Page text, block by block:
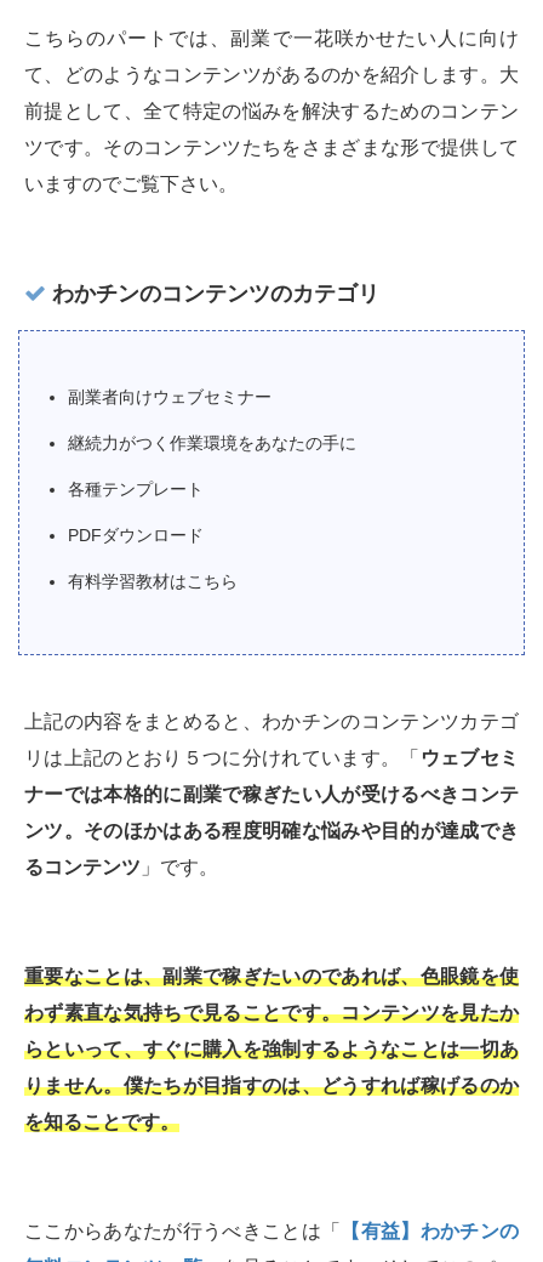
こちらのパートでは、副業で一花咲かせたい人に向け
て、どのようなコンテンツがあるのかを紹介します。大
前提として、全て特定の悩みを解決するためのコンテン
ツです。そのコンテンツたちをさまざまな形で提供して
いますのでご覧下さい。
わかチンのコンテンツのカテゴリ
副業者向けウェブセミナー
継続力がつく作業環境をあなたの手に
各種テンプレート
PDFダウンロード
有料学習教材はこちら
上記の内容をまとめると、わかチンのコンテンツカテゴ
リは上記のとおり５つに分けれています。「 ウェブセミ
ナーでは本格的に副業で稼ぎたい人が受けるべきコンテ
ンツ。そのほかはある程度明確な悩みや目的が達成でき
るコンテンツ 」です。
重要なことは、副業で稼ぎたいのであれば、色眼鏡を使
わず素直な気持ちで見ることです。コンテンツを見たか
らといって、すぐに購入を強制するようなことは一切あ
りません。僕たちが目指すのは、どうすれば稼げるのか
を知ることです。
ここからあなたが行うべきことは「
【有益】わかチンの